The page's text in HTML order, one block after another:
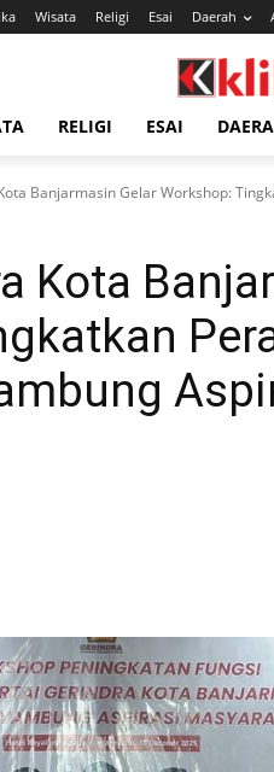
Wisata Religi Esai Daerah
RELIGI ESAI
Banjarmasin Gelar Workshop:
Kota